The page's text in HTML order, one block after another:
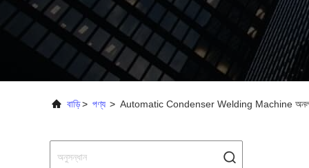
বাড়ি> পণ্য > Automatic Condenser Welding Machine